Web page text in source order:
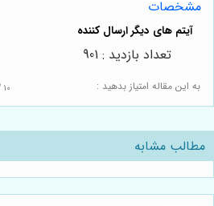
مشخصات
به این مقاله امتیاز بدهید : 10
تعداد بازدید : 901
مطالب مشابه